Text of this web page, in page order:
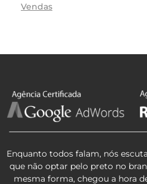
Vendas
Enquanto todos falam, nós
que não optar pelo preto no
mesma forma, chegou a hora